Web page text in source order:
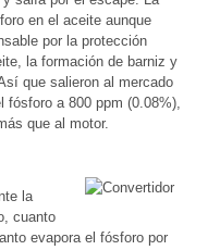
en el aceite aunque
por la protección
la formación de barniz y
que salieron al mercado
a 800 ppm (0.08%),
que al motor.
la
cuanto
evapora el fósforo por